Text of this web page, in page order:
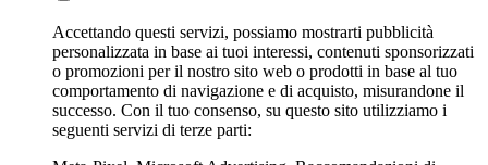
Accettando questi servizi, possiamo mostrarti pubblicità
personalizzata in base ai tuoi interessi, contenuti sponsorizzati
o promozioni per il nostro sito web o prodotti in base al tuo
comportamento di navigazione e di acquisto, misurandone il
successo. Con il tuo consenso, su questo sito utilizziamo i
seguenti servizi di terze parti: